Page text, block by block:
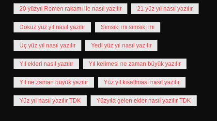
20 yüzyıl Romen rakamı ile nasıl yazılır 21 yüz yıl nasıl yazılır
Dokuz yüz yıl nasıl yazılır Sımsıkı mı sımsıkı mı
Üç yüz yıl nasıl yazılır Yedi yüz yıl nasıl yazılır
Yıl ekleri nasıl yazılır Yıl kelimesi ne zaman büyük yazılır
Yıl ne zaman büyük yazılır Yüz yıl kısaltması nasıl yazılır
Yüz yıl nasıl yazılır TDK Yüzyıla gelen ekler nasıl yazılır TDK